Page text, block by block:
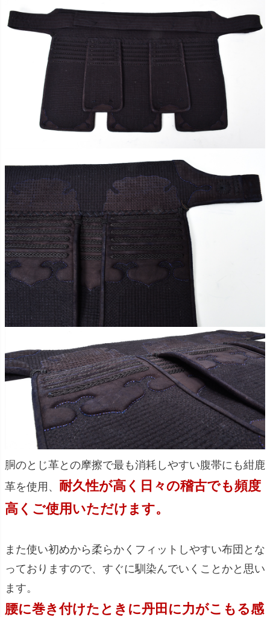
胴のとじ革との摩擦で最も消耗しやすい腹帯にも紺鹿
革を使用、 耐久性が高く日々の稽古でも頻度
高くご使用いただけます。
また使い初めから柔らかくフィットしやすい布団とな
っておりますので、すぐに馴染んでいくことかと思い
ます。
腰に巻き付けたときに丹田に力がこもる感